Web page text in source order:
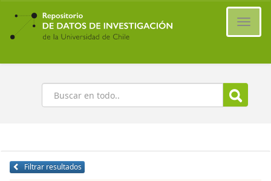
Ir
contenido
principal
Buscar
Filtrar resultados